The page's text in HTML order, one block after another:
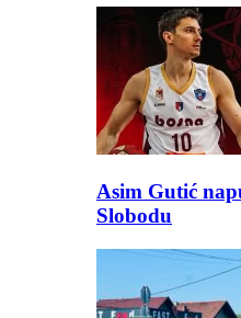
Asim Gutić
Slobodu